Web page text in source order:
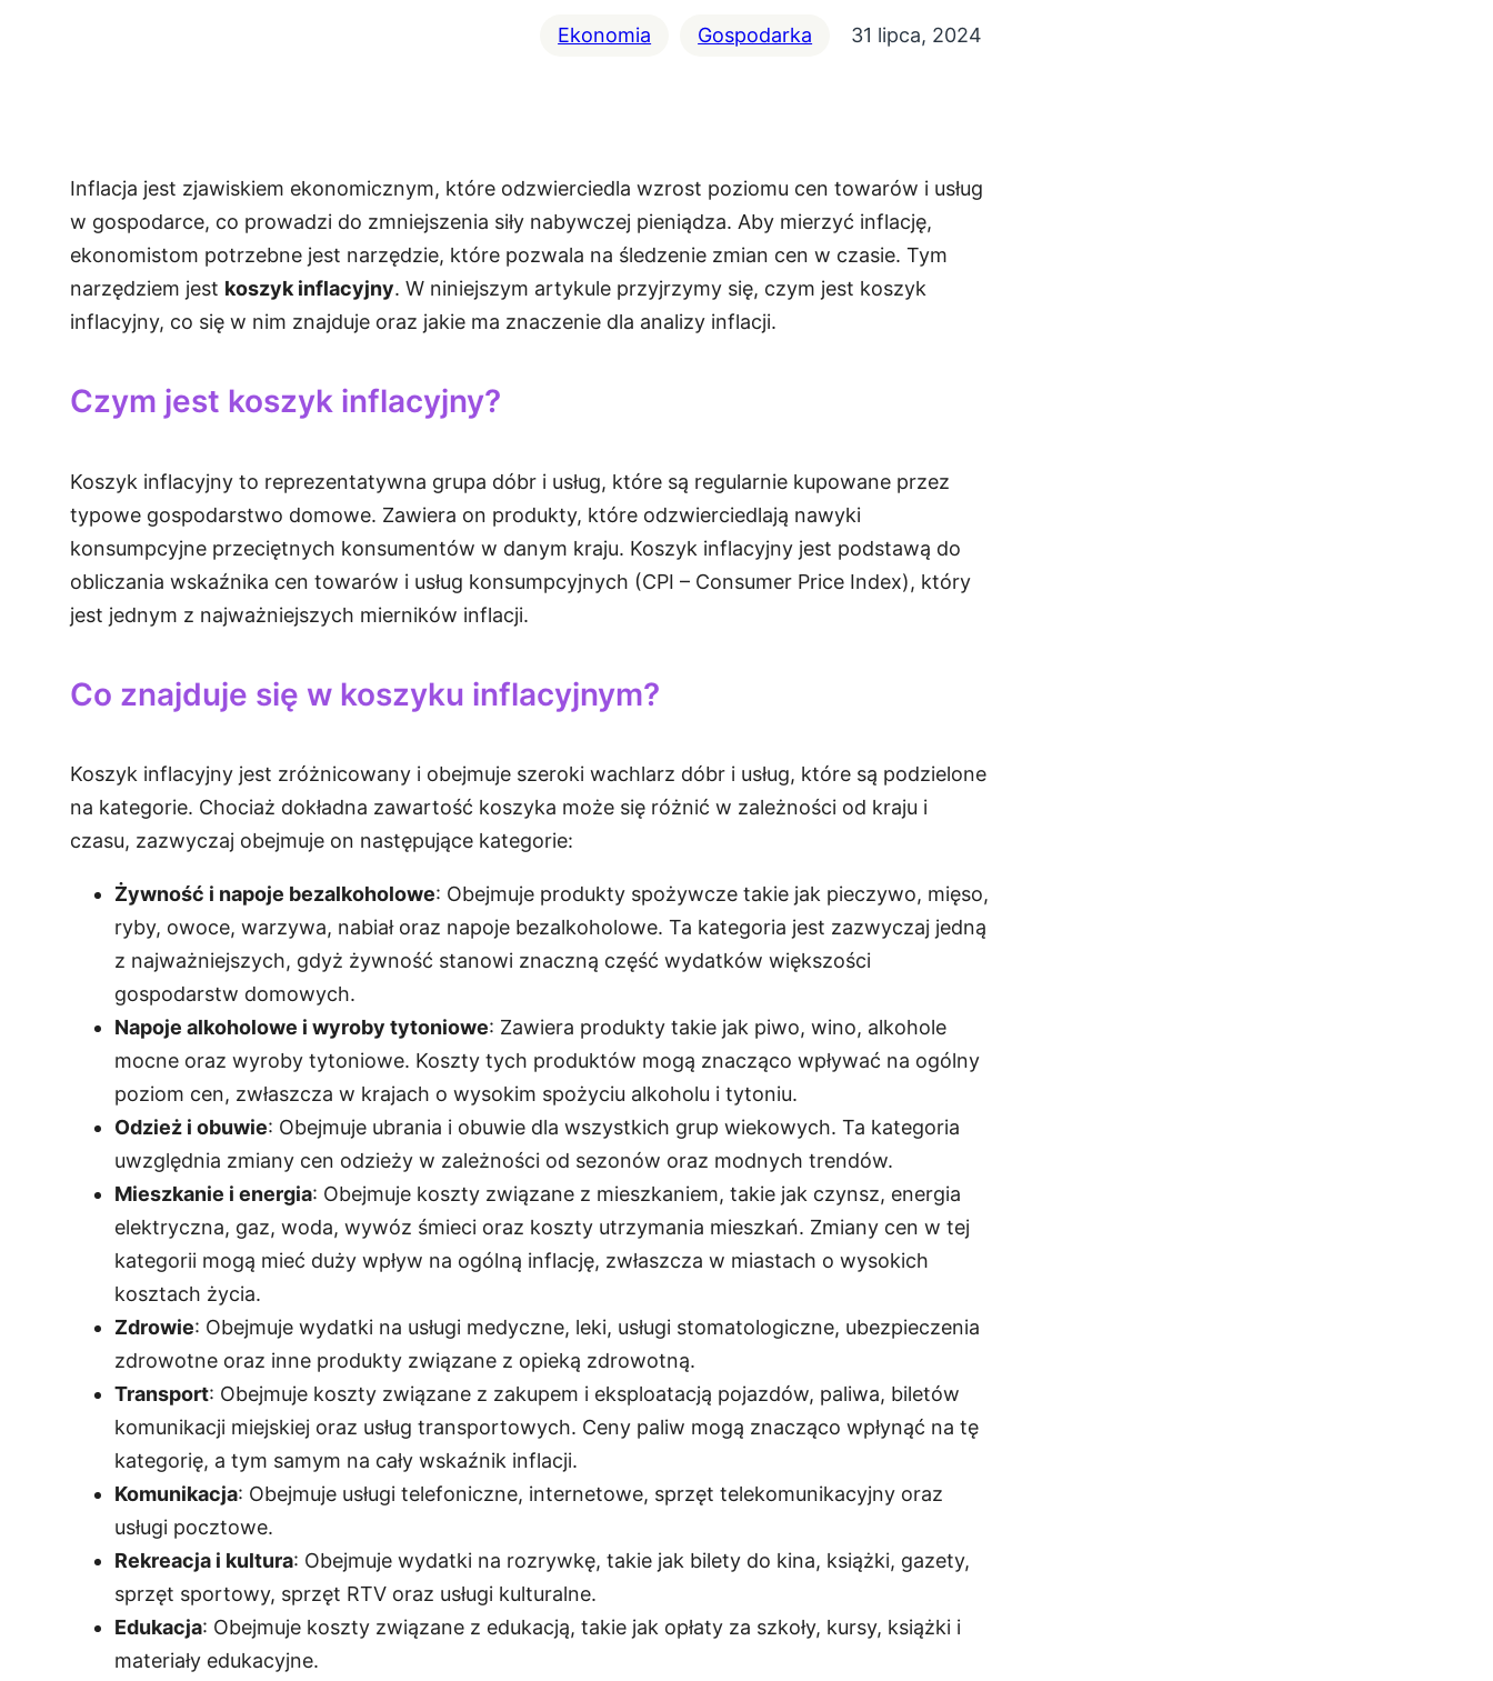
Ekonomia Gospodarka 31 lipca, 2024
Inflacja jest zjawiskiem ekonomicznym, które odzwierciedla wzrost poziomu cen towarów i usług
w gospodarce, co prowadzi do zmniejszenia siły nabywczej pieniądza. Aby mierzyć inflację,
ekonomistom potrzebne jest narzędzie, które pozwala na śledzenie zmian cen w czasie. Tym
narzędziem jest koszyk inflacyjny. W niniejszym artykule przyjrzymy się, czym jest koszyk
inflacyjny, co się w nim znajduje oraz jakie ma znaczenie dla analizy inflacji.
Czym jest koszyk inflacyjny?
Koszyk inflacyjny to reprezentatywna grupa dóbr i usług, które są regularnie kupowane przez
typowe gospodarstwo domowe. Zawiera on produkty, które odzwierciedlają nawyki
konsumpcyjne przeciętnych konsumentów w danym kraju. Koszyk inflacyjny jest podstawą do
obliczania wskaźnika cen towarów i usług konsumpcyjnych (CPI – Consumer Price Index), który
jest jednym z najważniejszych mierników inflacji.
Co znajduje się w koszyku inflacyjnym?
Koszyk inflacyjny jest zróżnicowany i obejmuje szeroki wachlarz dóbr i usług, które są podzielone
na kategorie. Chociaż dokładna zawartość koszyka może się różnić w zależności od kraju i
czasu, zazwyczaj obejmuje on następujące kategorie:
Żywność i napoje bezalkoholowe: Obejmuje produkty spożywcze takie jak pieczywo, mięso,
ryby, owoce, warzywa, nabiał oraz napoje bezalkoholowe. Ta kategoria jest zazwyczaj jedną
z najważniejszych, gdyż żywność stanowi znaczną część wydatków większości
gospodarstw domowych.
Napoje alkoholowe i wyroby tytoniowe: Zawiera produkty takie jak piwo, wino, alkohole
mocne oraz wyroby tytoniowe. Koszty tych produktów mogą znacząco wpływać na ogólny
poziom cen, zwłaszcza w krajach o wysokim spożyciu alkoholu i tytoniu.
Odzież i obuwie: Obejmuje ubrania i obuwie dla wszystkich grup wiekowych. Ta kategoria
uwzględnia zmiany cen odzieży w zależności od sezonów oraz modnych trendów.
Mieszkanie i energia: Obejmuje koszty związane z mieszkaniem, takie jak czynsz, energia
elektryczna, gaz, woda, wywóz śmieci oraz koszty utrzymania mieszkań. Zmiany cen w tej
kategorii mogą mieć duży wpływ na ogólną inflację, zwłaszcza w miastach o wysokich
kosztach życia.
Zdrowie: Obejmuje wydatki na usługi medyczne, leki, usługi stomatologiczne, ubezpieczenia
zdrowotne oraz inne produkty związane z opieką zdrowotną.
Transport: Obejmuje koszty związane z zakupem i eksploatacją pojazdów, paliwa, biletów
komunikacji miejskiej oraz usług transportowych. Ceny paliw mogą znacząco wpłynąć na tę
kategorię, a tym samym na cały wskaźnik inflacji.
Komunikacja: Obejmuje usługi telefoniczne, internetowe, sprzęt telekomunikacyjny oraz
usługi pocztowe.
Rekreacja i kultura: Obejmuje wydatki na rozrywkę, takie jak bilety do kina, książki, gazety,
sprzęt sportowy, sprzęt RTV oraz usługi kulturalne.
Edukacja: Obejmuje koszty związane z edukacją, takie jak opłaty za szkoły, kursy, książki i
materiały edukacyjne.